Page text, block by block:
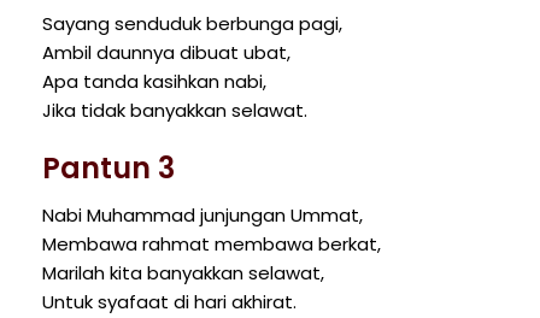
Sayang senduduk berbunga pagi,
Ambil daunnya dibuat ubat,
Apa tanda kasihkan nabi,
Jika tidak banyakkan selawat.
Pantun 3
Nabi Muhammad junjungan Ummat,
Membawa rahmat membawa berkat,
Marilah kita banyakkan selawat,
Untuk syafaat di hari akhirat.